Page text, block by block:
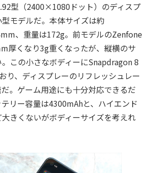
型（2400×1080ドット）のディスプ
モデルだ。本体サイズは約
、重量は172g。前モデルのZenfone
厚くなり3g重くなったが、縦横のサ
この小さなボディーにSnapdragon 8
り、ディスプレーのリフレッシュレー
。ゲーム用途にも十分対応できるだ
リー容量は4300mAhと、ハイエンド
きくないがボディーサイズを考えれ